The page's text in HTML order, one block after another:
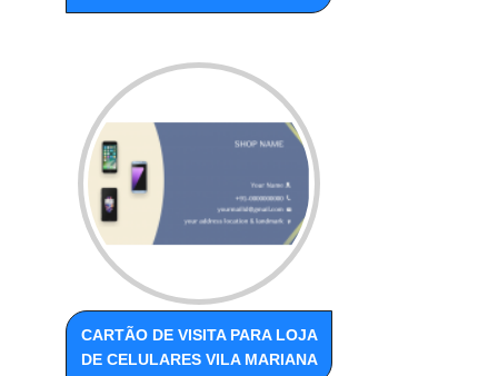
CARTÃO DE VISITA PARA LOJA
DE CELULARES VILA MARIANA